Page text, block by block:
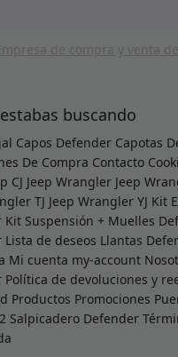
buscando
Capos Defender Capotas
De Compra Contacto
CJ Jeep Wrangler Jeep
TJ Jeep Wrangler YJ Kit
Kit Suspensión + Muelles
Lista de deseos Llantas
Mi cuenta my-account
Política de devoluciones y
Productos Promociones
Salpicadero Defender